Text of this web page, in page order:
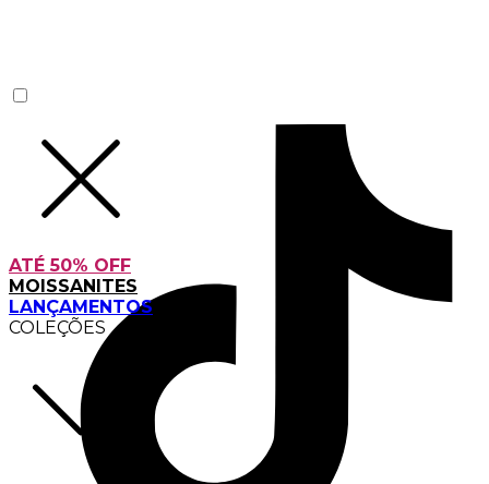
ATÉ 50% OFF
MOISSANITES
LANÇAMENTOS
COLEÇÕES